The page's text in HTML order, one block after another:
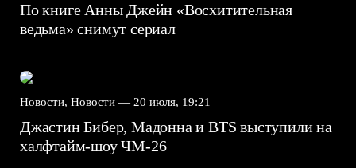
По книге Анны Джейн «Восхитительная
ведьма» снимут сериал
Новости, Новости — 20 июля, 19:21
Джастин Бибер, Мадонна и BTS выступили на
халфтайм-шоу ЧМ-26